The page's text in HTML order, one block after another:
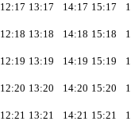
12:17 13:17 14:17 15:17
12:18 13:18 14:18 15:18
12:19 13:19 14:19 15:19
12:20 13:20 14:20 15:20
12:21 13:21 14:21 15:21